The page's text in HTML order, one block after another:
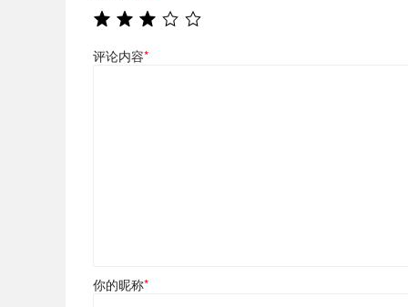
评论内容*
你的昵称*